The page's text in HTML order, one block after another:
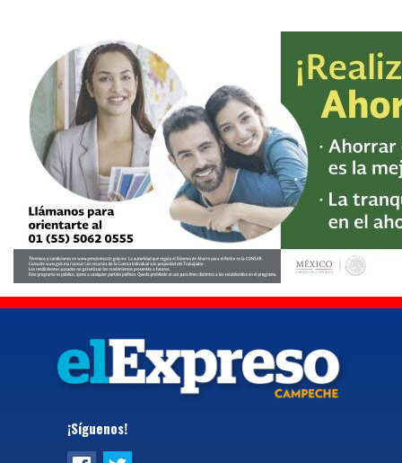
¡Síguenos!